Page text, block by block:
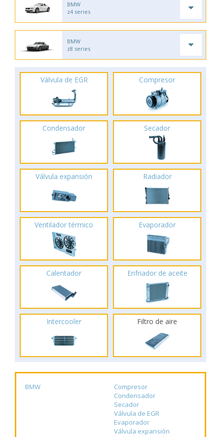
BMW
z4 series
BMW
z8 series
Válvula de EGR Compresor
Condensador Secador
Válvula expansión Radiador
Ventilador térmico Evaporador
Calentador Enfriador de aceite
Intercooler Filtro de aire
BMW
Compresor
Condensador
Secador
Válvula de EGR
Evaporador
Válvula expansión